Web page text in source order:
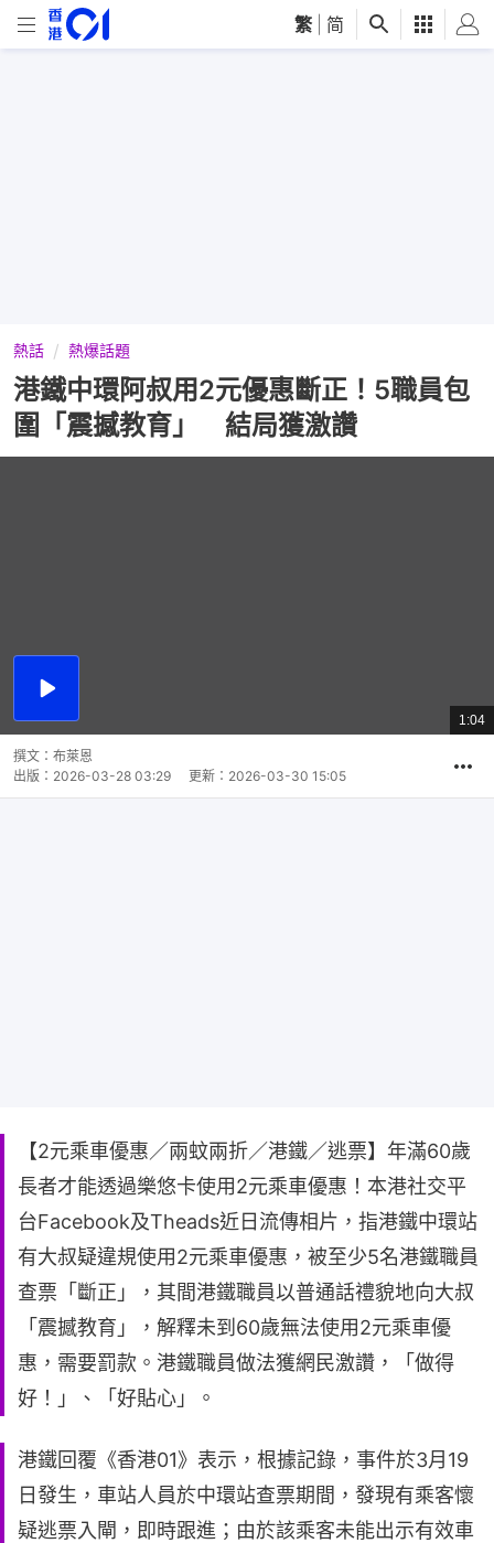
繁 简
熱話 熱爆話題
港鐵中環阿叔用2元優惠斷正！5職員包
圍「震撼教育」 結局獲激讚
播
總
共
1:04
撰文： 布萊恩
出版： 2026-03-28 03:29 更新： 2026-03-30 15:05
【2元乘車優惠／兩蚊兩折／港鐵／逃票】年滿60歲
長者才能透過樂悠卡使用2元乘車優惠！本港社交平
台Facebook及Theads近日流傳相片，指港鐵中環站
有大叔疑違規使用2元乘車優惠，被至少5名港鐵職員
查票「斷正」，其間港鐵職員以普通話禮貌地向大叔
「震撼教育」，解釋未到60歲無法使用2元乘車優
惠，需要罰款。港鐵職員做法獲網民激讚，「做得
好！」、「好貼心」。
港鐵回覆《香港01》表示，根據記錄，事件於3月19
日發生，車站人員於中環站查票期間，發現有乘客懷
疑逃票入閘，即時跟進；由於該乘客未能出示有效車